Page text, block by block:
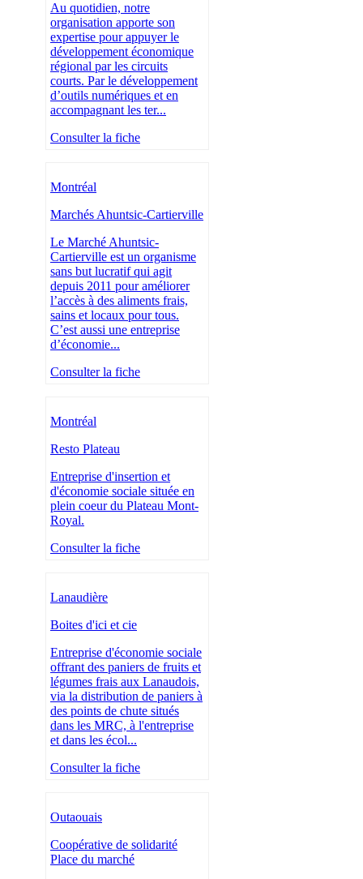
Au quotidien, notre
organisation apporte son
expertise pour appuyer le
développement économique
régional par les circuits
courts. Par le développement
d’outils numériques et en
accompagnant les ter...
Consulter la fiche
Montréal
Marchés Ahuntsic-Cartierville
Le Marché Ahuntsic-
Cartierville est un organisme
sans but lucratif qui agit
depuis 2011 pour améliorer
l’accès à des aliments frais,
sains et locaux pour tous.
C’est aussi une entreprise
d’économie...
Consulter la fiche
Montréal
Resto Plateau
Entreprise d'insertion et
d'économie sociale située en
plein coeur du Plateau Mont-
Royal.
Consulter la fiche
Lanaudière
Boites d'ici et cie
Entreprise d'économie sociale
offrant des paniers de fruits et
légumes frais aux Lanaudois,
via la distribution de paniers à
des points de chute situés
dans les MRC, à l'entreprise
et dans les écol...
Consulter la fiche
Outaouais
Coopérative de solidarité
Place du marché